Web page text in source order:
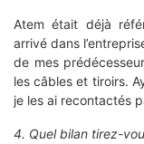
Atem était déjà
arrivé dans
de mes
les câbles et tiroirs.
je les ai recontactés
4. Quel bilan tirez-